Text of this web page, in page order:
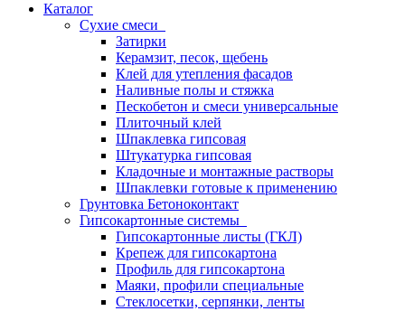
Каталог
Сухие смеси
Затирки
Керамзит, песок, щебень
Клей для утепления фасадов
Наливные полы и стяжка
Пескобетон и смеси универсальные
Плиточный клей
Шпаклевка гипсовая
Штукатурка гипсовая
Кладочные и монтажные растворы
Шпаклевки готовые к применению
Грунтовка Бетоноконтакт
Гипсокартонные системы
Гипсокартонные листы (ГКЛ)
Крепеж для гипсокартона
Профиль для гипсокартона
Маяки, профили специальные
Стеклосетки, серпянки, ленты